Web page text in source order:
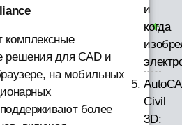
комплексные
решения для CAD и
на мобильных
более
и
когда
Civil
3D: